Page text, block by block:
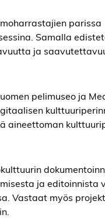
parissa
Samalla
ja
pelimuseo ja
aineettoman
ja editoinnista
Vastaat myös